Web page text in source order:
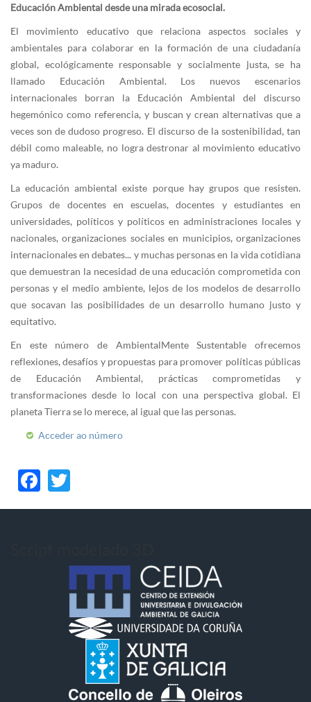
Educación Ambiental desde una mirada ecosocial.
El movimiento educativo que relaciona aspectos sociales y
ambientales para colaborar en la formación de una ciudadanía
global, ecológicamente responsable y socialmente justa, se ha
llamado Educación Ambiental. Los nuevos escenarios
internacionales borran la Educación Ambiental del discurso
hegemónico como referencia, y buscan y crean alternativas que a
veces son de dudoso progreso. El discurso de la sostenibilidad, tan
débil como maleable, no logra destronar al movimiento educativo
ya maduro.
La educación ambiental existe porque hay grupos que resisten.
Grupos de docentes en escuelas, docentes y estudiantes en
universidades, políticos y políticos en administraciones locales y
nacionales, organizaciones sociales en municipios, organizaciones
internacionales en debates... y muchas personas en la vida cotidiana
que demuestran la necesidad de una educación comprometida con
personas y el medio ambiente, lejos de los modelos de desarrollo
que socavan las posibilidades de un desarrollo humano justo y
equitativo.
En este número de AmbientalMente Sustentable ofrecemos
reflexiones, desafíos y propuestas para promover políticas públicas
de Educación Ambiental, prácticas comprometidas y
transformaciones desde lo local con una perspectiva global. El
planeta Tierra se lo merece, al igual que las personas.
Acceder ao número
Facebook